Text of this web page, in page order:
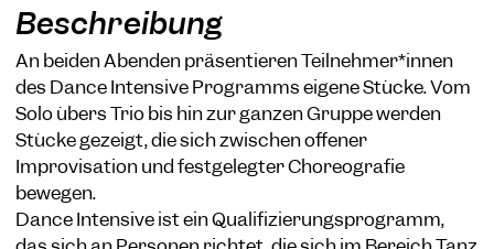
Beschreibung
An beiden Abenden präsentieren Teilnehmer*innen
des Dance Intensive Programms eigene Stücke. Vom
Solo übers Trio bis hin zur ganzen Gruppe werden
Stücke gezeigt, die sich zwischen offener
Improvisation und festgelegter Choreografie
bewegen.
Dance Intensive ist ein Qualifizierungsprogramm,
Datenschutzerklärung für weitere Informationen. Unten
können Sie auswählen, welche Technologien Sie zulassen
möchten.
Notwendige Cookies
Externe Medien
Statistiken
Nur notwendige